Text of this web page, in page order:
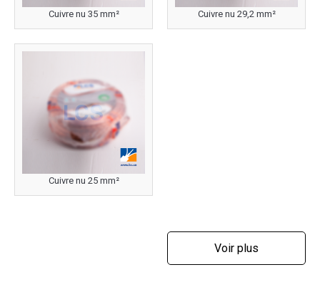
Cuivre nu 35 mm² Cuivre nu 29,2 mm²
Cuivre nu 25 mm²
Voir plus